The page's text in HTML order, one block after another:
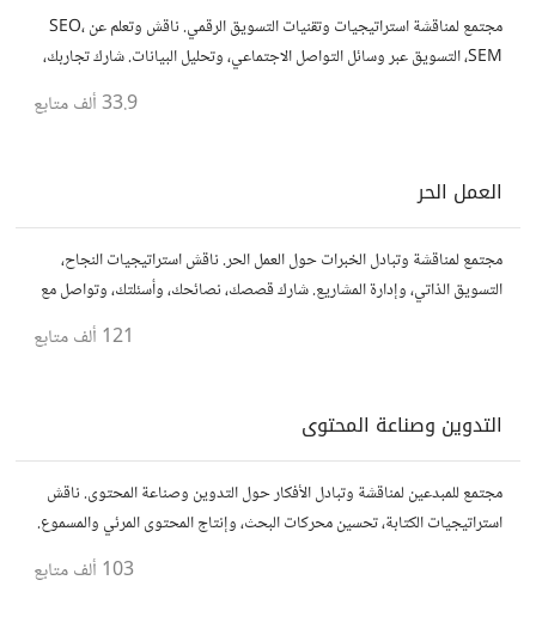
مجتمع لمناقشة استراتيجيات وتقنيات التسويق الرقمي. ناقش وتعلم عن SEO،
SEM، التسويق عبر وسائل التواصل الاجتماعي، وتحليل البيانات. شارك تجاربك،
33.9 ألف متابع
العمل الحر
مجتمع لمناقشة وتبادل الخبرات حول العمل الحر. ناقش استراتيجيات النجاح،
التسويق الذاتي، وإدارة المشاريع. شارك قصصك، نصائحك، وأسئلتك، وتواصل مع
121 ألف متابع
التدوين وصناعة المحتوى
مجتمع للمبدعين لمناقشة وتبادل الأفكار حول التدوين وصناعة المحتوى. ناقش
استراتيجيات الكتابة، تحسين محركات البحث، وإنتاج المحتوى المرئي والمسموع.
103 ألف متابع